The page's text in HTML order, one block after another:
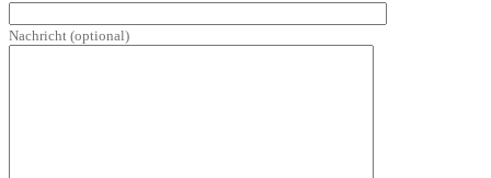
Nachricht (optional)